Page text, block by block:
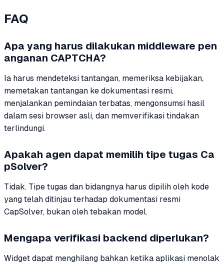
FAQ
Apa yang harus dilakukan middleware pen
anganan CAPTCHA?
Ia harus mendeteksi tantangan, memeriksa kebijakan,
memetakan tantangan ke dokumentasi resmi,
menjalankan pemindaian terbatas, mengonsumsi hasil
dalam sesi browser asli, dan memverifikasi tindakan
terlindungi.
Apakah agen dapat memilih tipe tugas Ca
pSolver?
Tidak. Tipe tugas dan bidangnya harus dipilih oleh kode
yang telah ditinjau terhadap dokumentasi resmi
CapSolver, bukan oleh tebakan model.
Mengapa verifikasi backend diperlukan?
Widget dapat menghilang bahkan ketika aplikasi menolak